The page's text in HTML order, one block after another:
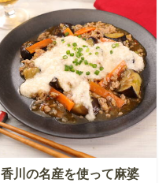
香川の名産を使って麻婆